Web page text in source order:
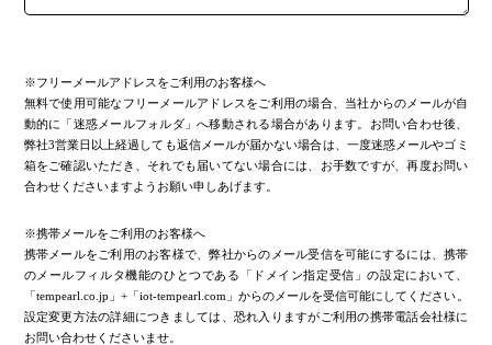
用，ユーザーと他のユーザーまたは第三者との間において
生じた取引，連絡または紛争等について一切責任を負いま
せん。
第11条（システム内容の変更および提供の中止）
当社は，ユーザーに通知することなく，本システムの内容を変更
することができるものとします。また本システムの提供を中止す
切の責任を負いません。
第12条（利用規約の変更）
当社は，本システムのユーザー価値向上や，システムの継続また
は終了のために必要と判断した場合には，ユーザーに通知するこ
となくいつでも本規約を変更することができるものとします。な
※フリーメールアドレスをご利用のお客様へ
無料で使用可能なフリーメールアドレスをご利用の場合、当社からのメールが自
動的に「迷惑メールフォルダ」へ移動される場合があります。お問い合わせ後、
弊社3営業日以上経過しても返信メールが届かない場合は、一度迷惑メールやゴミ
箱をご確認いただき、それでも届いてない場合には、お手数ですが、再度お問い
合わせくださいますようお願い申しあげます。
※携帯メールをご利用のお客様へ
携帯メールをご利用のお客様で、弊社からのメール受信を可能にするには、携帯
のメールフィルタ機能のひとつである「ドメイン指定受信」の設定において、
「tempearl.co.jp」+「iot-tempearl.com」からのメールを受信可能にしてください。
設定変更方法の詳細につきましては、恐れ入りますがご利用の携帯電話会社様に
お問い合わせくださいませ。